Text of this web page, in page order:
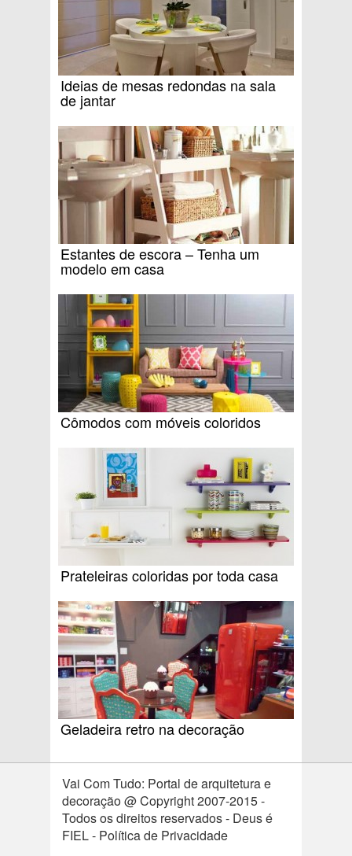
Ideias de mesas redondas na sala
de jantar
Estantes de escora – Tenha um
modelo em casa
Cômodos com móveis coloridos
Prateleiras coloridas por toda casa
Geladeira retro na decoração
Vai Com Tudo: Portal de arquitetura e
decoração @ Copyright 2007-2015 -
Todos os direitos reservados - Deus é
FIEL - Política de Privacidade